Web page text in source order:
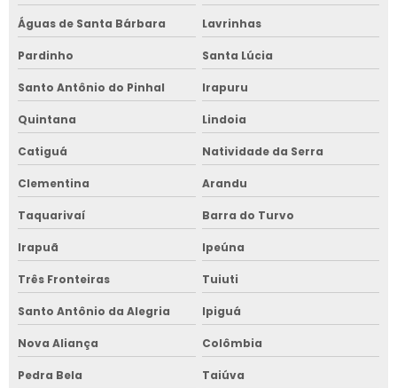
Águas de Santa Bárbara Lavrinhas
Pardinho Santa Lúcia
Santo Antônio do Pinhal Irapuru
Quintana Lindoia
Catiguá Natividade da Serra
Clementina Arandu
Taquarivaí Barra do Turvo
Irapuã Ipeúna
Três Fronteiras Tuiuti
Santo Antônio da Alegria Ipiguá
Nova Aliança Colômbia
Pedra Bela Taiúva